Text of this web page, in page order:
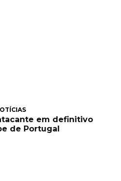
em definitivo
de Portugal